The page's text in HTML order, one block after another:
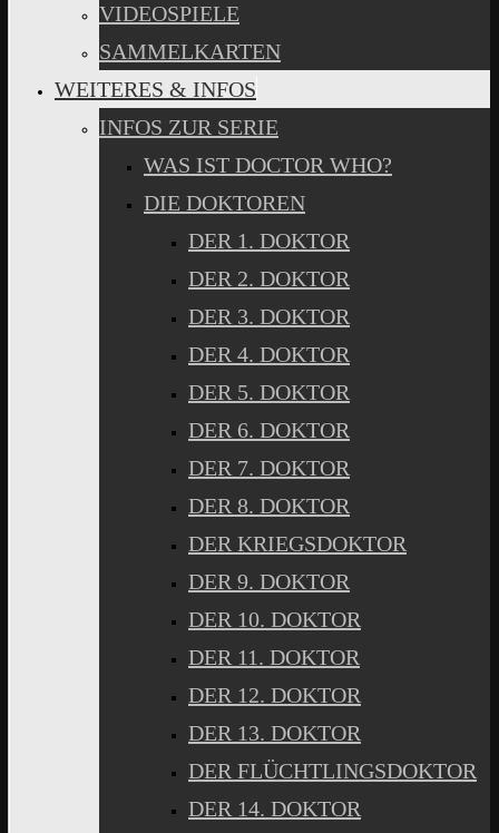
VIDEOSPIELE
SAMMELKARTEN
WEITERES & INFOS
INFOS ZUR SERIE
WAS IST DOCTOR WHO?
DIE DOKTOREN
DER 1. DOKTOR
DER 2. DOKTOR
DER 3. DOKTOR
DER 4. DOKTOR
DER 5. DOKTOR
DER 6. DOKTOR
DER 7. DOKTOR
DER 8. DOKTOR
DER KRIEGSDOKTOR
DER 9. DOKTOR
DER 10. DOKTOR
DER 11. DOKTOR
DER 12. DOKTOR
DER 13. DOKTOR
DER FLÜCHTLINGSDOKTOR
DER 14. DOKTOR